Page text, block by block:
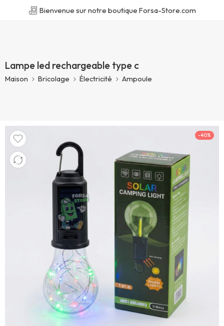
Bienvenue sur notre boutique Forsa-Store.com
Lampe led rechargeable type c
Maison Bricolage Électricité Ampoule
-40%